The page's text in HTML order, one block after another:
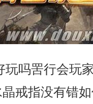
吗罟行会玩
戒指没有错